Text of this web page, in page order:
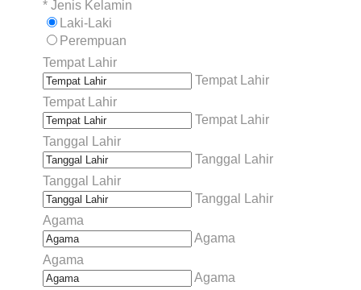
* Jenis Kelamin
Laki-Laki
Perempuan
Tempat Lahir
Tempat Lahir
Tempat Lahir
Tempat Lahir
Tanggal Lahir
Tanggal Lahir
Tanggal Lahir
Tanggal Lahir
Agama
Agama
Agama
Agama